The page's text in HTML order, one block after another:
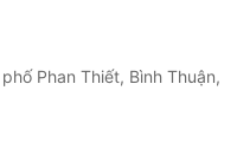
Phan Thiết, Bình Thuận,